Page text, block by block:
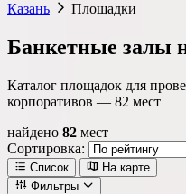
Казань
Площадки
Банкетные залы
Каталог площадок для
корпоративов — 82 мест
найдено 82 мест
Сортировка:
Список
На карте
Фильтры